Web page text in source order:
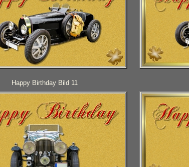
Happy Birthday Bild 11